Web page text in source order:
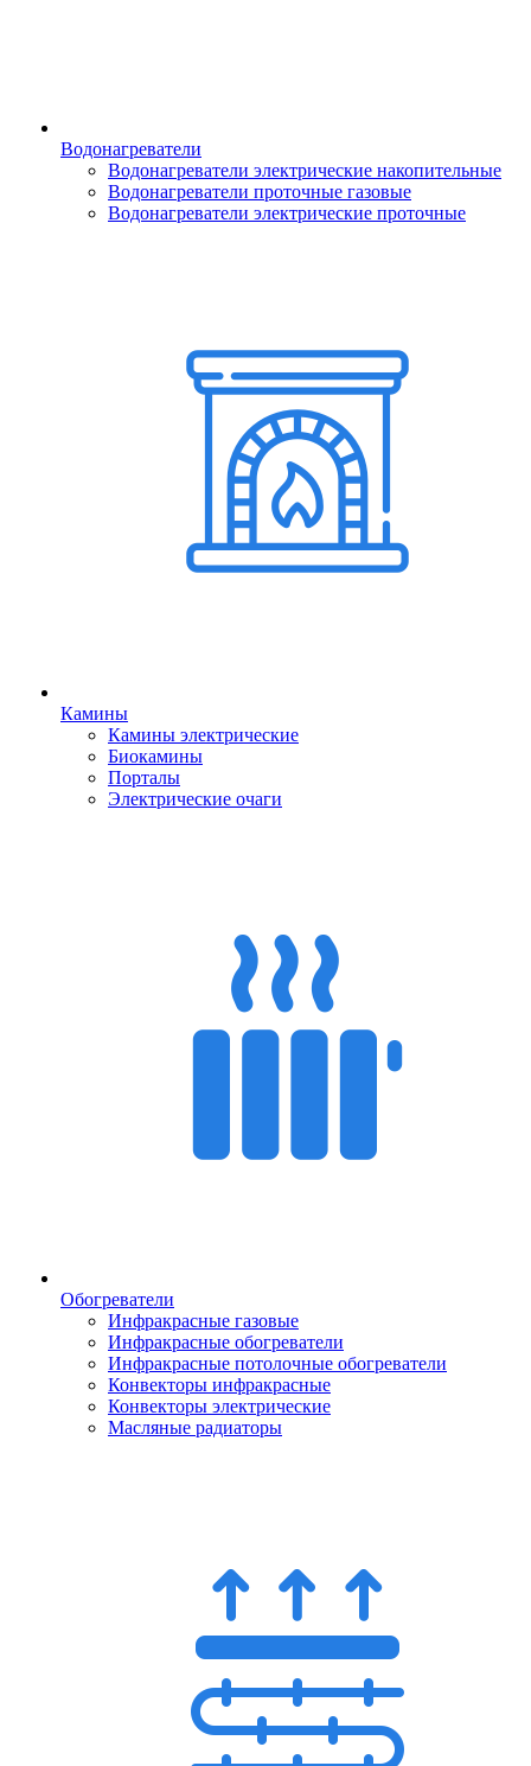
Водонагреватели
Водонагреватели электрические накопительные
Водонагреватели проточные газовые
Водонагреватели электрические проточные
Камины
Камины электрические
Биокамины
Порталы
Электрические очаги
Обогреватели
Инфракрасные газовые
Инфракрасные обогреватели
Инфракрасные потолочные обогреватели
Конвекторы инфракрасные
Конвекторы электрические
Масляные радиаторы